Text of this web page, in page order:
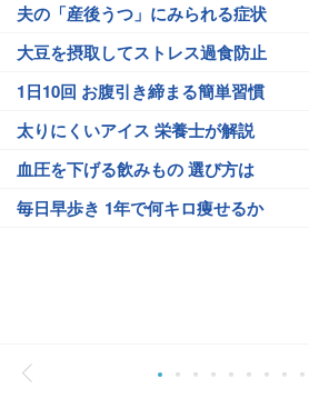
夫の「産後うつ」にみられる症状
大豆を摂取してストレス過食防止
1日10回 お腹引き締まる簡単習慣
太りにくいアイス 栄養士が解説
血圧を下げる飲みもの 選び方は
毎日早歩き 1年で何キロ痩せるか